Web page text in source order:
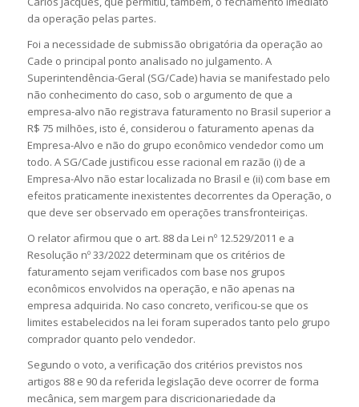
da operação pelas partes.
Foi a necessidade de submissão obrigatória da operação ao
Cade o principal ponto analisado no julgamento. A
Superintendência-Geral (SG/Cade) havia se manifestado pelo
não conhecimento do caso, sob o argumento de que a
empresa-alvo não registrava faturamento no Brasil superior a
R$ 75 milhões, isto é, considerou o faturamento apenas da
Empresa-Alvo e não do grupo econômico vendedor como um
todo. A SG/Cade justificou esse racional em razão (i) de a
Empresa-Alvo não estar localizada no Brasil e (ii) com base em
efeitos praticamente inexistentes decorrentes da Operação, o
que deve ser observado em operações transfronteiriças.
O relator afirmou que o art. 88 da Lei nº 12.529/2011 e a
Resolução nº 33/2022 determinam que os critérios de
faturamento sejam verificados com base nos grupos
econômicos envolvidos na operação, e não apenas na
empresa adquirida. No caso concreto, verificou-se que os
limites estabelecidos na lei foram superados tanto pelo grupo
comprador quanto pelo vendedor.
Segundo o voto, a verificação dos critérios previstos nos
artigos 88 e 90 da referida legislação deve ocorrer de forma
mecânica, sem margem para discricionariedade da